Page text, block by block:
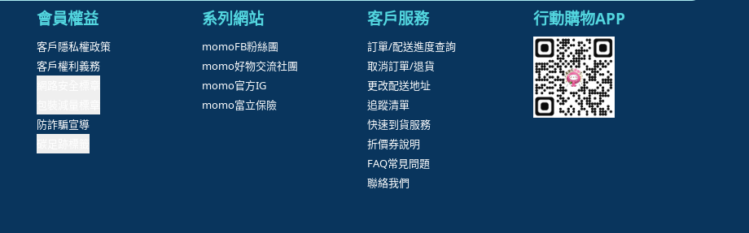
會員權益
客戶隱私權政策
客戶權利義務
防詐騙宣導
系列網站
momoFB粉絲團
momo好物交流社團
momo官方IG
momo富立保險
客戶服務
訂單/配送進度查詢
取消訂單/退貨
更改配送地址
追蹤清單
快速到貨服務
折價券說明
FAQ常見問題
聯絡我們
行動購物APP